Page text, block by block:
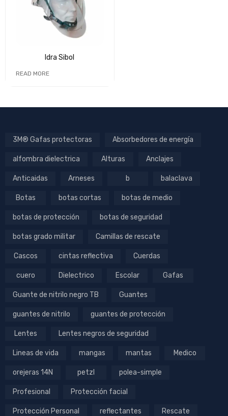
Idra Sibol
READ MORE
3M® Gafas protectoras Absorbedores de energía
alfombra dielectrica Alturas Anclajes
Anticaidas Arneses b balaclava
Botas botas cortas botas de medio
botas de protección botas de seguridad
botas grado militar Camillas de rescate
Cascos cintas reflectiva Cuerdas
cuero Dielectrico Escolar Gafas
Guante de nitrilo negro TB Guantes
guantes de nitrilo guantes de protección
Lentes Lentes negros de seguridad
Lineas de vida mangas mantas Medico
orejeras 14N petzl polea-simple
Profesional Protección facial
Protección Personal reflectantes Rescate